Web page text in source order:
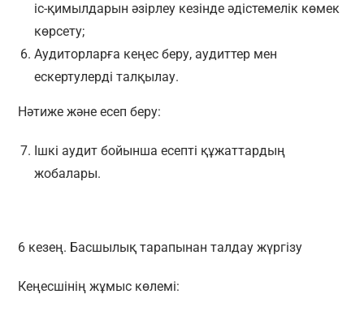
іс-қимылдарын әзірлеу кезінде әдістемелік көмек
көрсету;
Аудиторларға кеңес беру, аудиттер мен
ескертулерді талқылау.
Нәтиже және есеп беру:
Ішкі аудит бойынша есепті құжаттардың
жобалары.
6 кезең. Басшылық тарапынан талдау жүргізу
Кеңесшінің жұмыс көлемі: